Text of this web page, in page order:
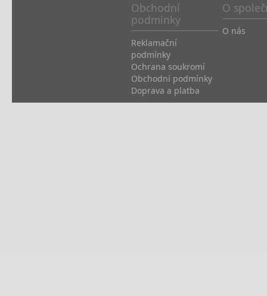
Obchodní
podmínky
Reklamační
podmínky
Ochrana soukromí
Obchodní podmínky
Doprava a platba
O
O nás